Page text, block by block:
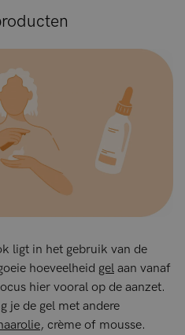
ligt in het gebruik van de
hoeveelheid gel aan vanaf
hier vooral op de aanzet.
je de gel met andere
, crème of mousse.